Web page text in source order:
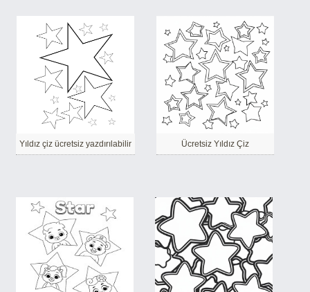
Yıldız çiz ücretsiz yazdırılabilir Ücretsiz Yıldız Çiz